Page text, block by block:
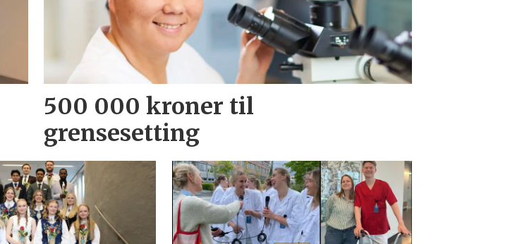
500 000 kroner til
grensesetting